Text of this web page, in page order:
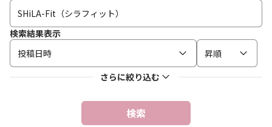
検索結果表示
投稿日時
昇順
さらに絞り込む
検索